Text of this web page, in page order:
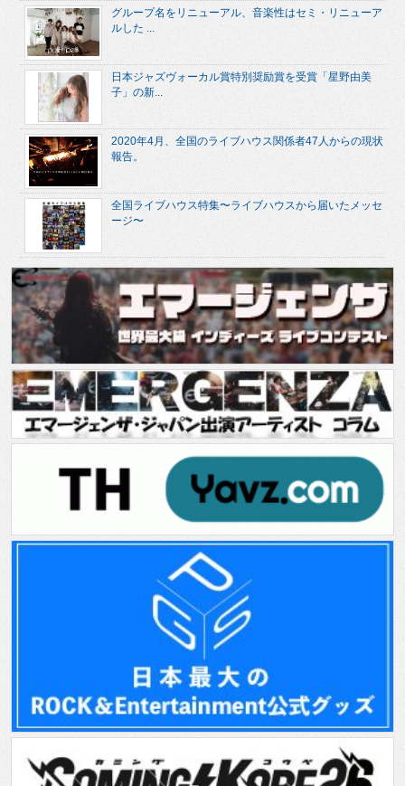
グループ名をリニューアル、音楽性はセミ・リニューア
ルした ...
日本ジャズヴォーカル賞特別奨励賞を受賞「星野由美
子」の新...
2020年4月、全国のライブハウス関係者47人からの現状
報告。
全国ライブハウス特集〜ライブハウスから届いたメッセ
ージ〜